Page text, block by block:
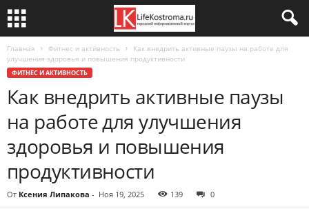
Главная Фитнес и активность
Как внедрить активные паузы на работе для
улучшения здоровья и повышения продуктивности
ФИТНЕС И АКТИВНОСТЬ
Как внедрить активные паузы
на работе для улучшения
здоровья и повышения
продуктивности
От Ксения Липакова - Ноя 19, 2025 139 0